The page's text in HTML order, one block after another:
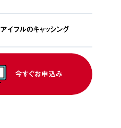
アイフルのキャッシング
今すぐお申込み